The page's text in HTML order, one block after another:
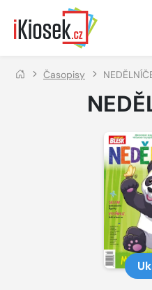
Přejít na hlavní obsah
Časopisy